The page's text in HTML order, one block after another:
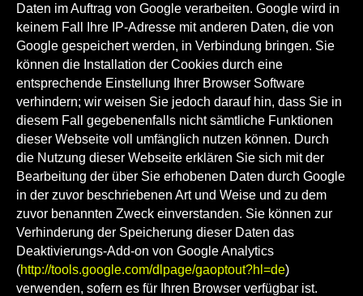
Daten im Auftrag von Google verarbeiten. Google wird in
keinem Fall Ihre IP-Adresse mit anderen Daten, die von
Google gespeichert werden, in Verbindung bringen. Sie
können die Installation der Cookies durch eine
entsprechende Einstellung Ihrer Browser Software
verhindern; wir weisen Sie jedoch darauf hin, dass Sie in
diesem Fall gegebenenfalls nicht sämtliche Funktionen
dieser Webseite voll umfänglich nutzen können. Durch
die Nutzung dieser Webseite erklären Sie sich mit der
Bearbeitung der über Sie erhobenen Daten durch Google
in der zuvor beschriebenen Art und Weise und zu dem
zuvor benannten Zweck einverstanden. Sie können zur
Verhinderung der Speicherung dieser Daten das
Deaktivierungs-Add-on von Google Analytics
(http://tools.google.com/dlpage/gaoptout?hl=de)
verwenden, sofern es für Ihren Browser verfügbar ist.